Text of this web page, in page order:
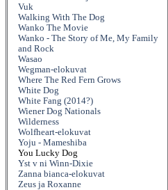
Vuk
Walking With The Dog
Wanko The Movie
Wanko - The Story of Me, My Family
and Rock
Wasao
Wegman-elokuvat
Where The Red Fern Grows
White Dog
White Fang (2014?)
Wiener Dog Nationals
Wilderness
Wolfheart-elokuvat
Yoju - Mameshiba
You Lucky Dog
Yst v ni Winn-Dixie
Zanna bianca-elokuvat
Zeus ja Roxanne